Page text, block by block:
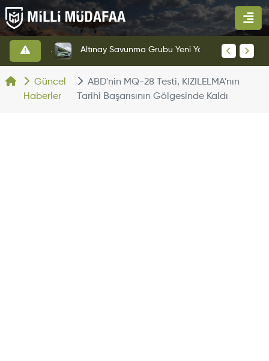
Güncel
Haberler
ABD'nin MQ-28 Testi, KIZILELMA'nın
Tarihi Başarısının Gölgesinde Kaldı